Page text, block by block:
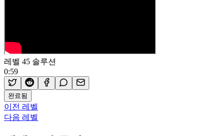
레벨 45 솔루션
0:59
완료됨
이전 레벨
다음 레벨